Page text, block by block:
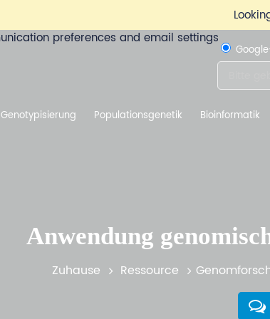
Genotypisierung Populationsgenetik Bioinformatik
Anwendung
Zuhause Ressource